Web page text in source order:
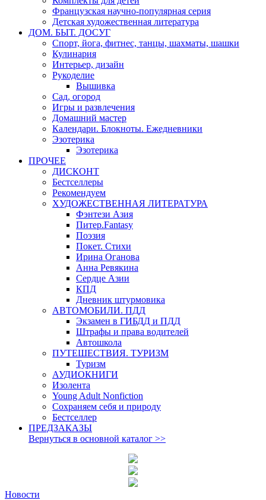
Французская научно-популярная серия
Детская художественная литература
ДОМ. БЫТ. ДОСУГ
Спорт, йога, фитнес, танцы, шахматы, шашки
Кулинария
Интерьер, дизайн
Рукоделие
Вышивка
Сад, огород
Игры и развлечения
Домашний мастер
Календари. Блокноты. Ежедневники
Эзотерика
Эзотерика
ПРОЧЕЕ
ДИСКОНТ
Бестселлеры
Рекомендуем
ХУДОЖЕСТВЕННАЯ ЛИТЕРАТУРА
Фэнтези Азия
Питер.Fantasy
Поэзия
Покет. Стихи
Ирина Оганова
Анна Ревякина
Сердце Азии
КПД
Дневник штурмовика
АВТОМОБИЛИ. ПДД
Экзамен в ГИБДД и ПДД
Штрафы и права водителей
Автошкола
ПУТЕШЕСТВИЯ. ТУРИЗМ
Туризм
АУДИОКНИГИ
Изолента
Young Adult Nonfiction
Сохраняем себя и природу
Бестселлер
ПРЕДЗАКАЗЫ
Вернуться в основной каталог >>
Новости